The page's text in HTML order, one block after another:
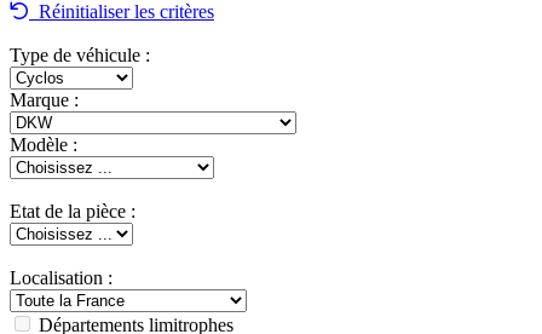
Réinitialiser les critères
Type de véhicule :
Marque :
Modèle :
Etat de la pièce :
Localisation :
Départements limitrophes